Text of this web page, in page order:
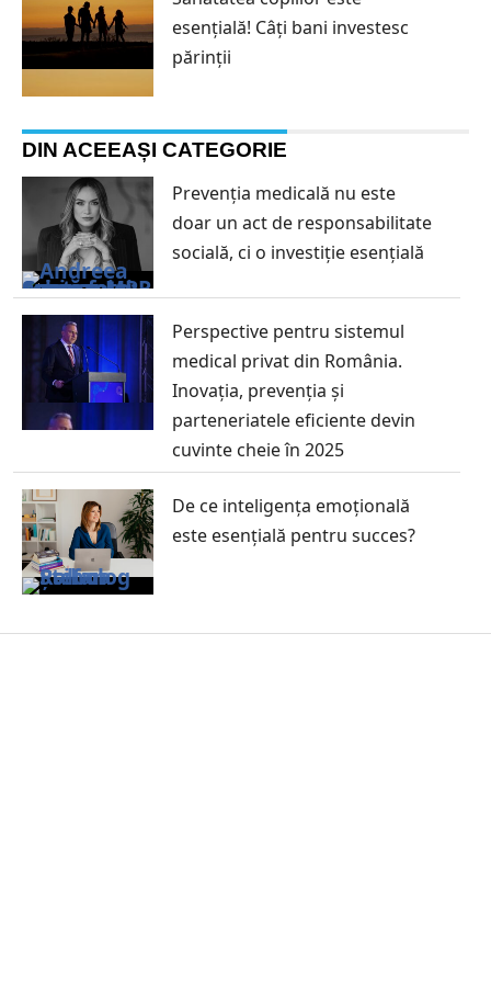
esențială! Câți bani investesc
părinții
DIN ACEEAȘI CATEGORIE
Prevenția medicală nu este
doar un act de responsabilitate
socială, ci o investiție esențială
Perspective pentru sistemul
medical privat din România.
Inovația, prevenția și
parteneriatele eficiente devin
cuvinte cheie în 2025
De ce inteligența emoțională
este esențială pentru succes?